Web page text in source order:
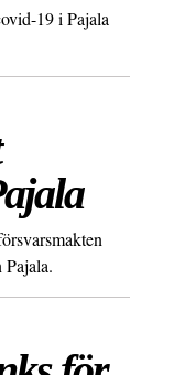
19 i Pajala